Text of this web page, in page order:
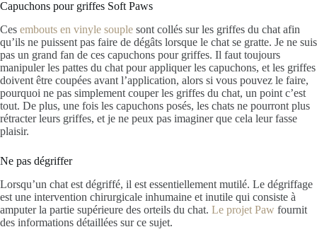
Capuchons pour griffes Soft Paws
Ces embouts en vinyle souple sont collés sur les griffes du chat afin
qu’ils ne puissent pas faire de dégâts lorsque le chat se gratte. Je ne suis
pas un grand fan de ces capuchons pour griffes. Il faut toujours
manipuler les pattes du chat pour appliquer les capuchons, et les griffes
doivent être coupées avant l’application, alors si vous pouvez le faire,
pourquoi ne pas simplement couper les griffes du chat, un point c’est
tout. De plus, une fois les capuchons posés, les chats ne pourront plus
rétracter leurs griffes, et je ne peux pas imaginer que cela leur fasse
plaisir.
Ne pas dégriffer
Lorsqu’un chat est dégriffé, il est essentiellement mutilé. Le dégriffage
est une intervention chirurgicale inhumaine et inutile qui consiste à
amputer la partie supérieure des orteils du chat. Le projet Paw fournit
des informations détaillées sur ce sujet.